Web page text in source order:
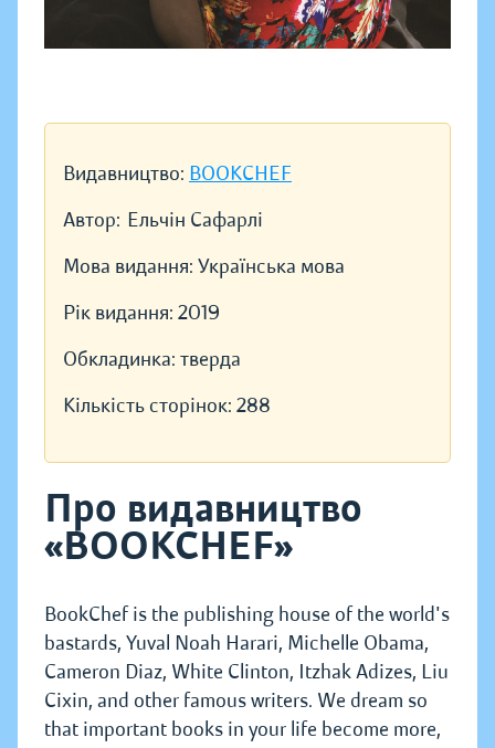
Видавництво: BOOKCHEF
Автор: Ельчін Сафарлі
Мова видання: Українська мова
Рік видання: 2019
Обкладинка: тверда
Кількість сторінок: 288
Про видавництво
«BOOKCHEF»
BookChef is the publishing house of the world's
bastards, Yuval Noah Harari, Michelle Obama,
Cameron Diaz, White Clinton, Itzhak Adizes, Liu
Cixin, and other famous writers. We dream so
that important books in your life become more,